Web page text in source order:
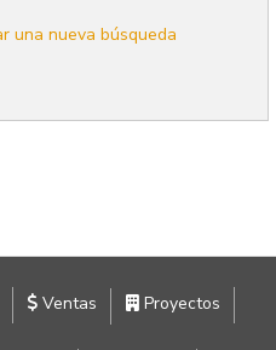
una nueva búsqueda
Ventas Proyectos